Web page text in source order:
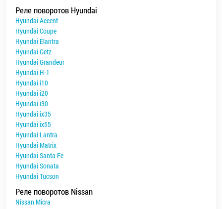
Реле поворотов Hyundai
Hyundai Accent
Hyundai Coupe
Hyundai Elantra
Hyundai Getz
Hyundai Grandeur
Hyundai H-1
Hyundai i10
Hyundai i20
Hyundai i30
Hyundai ix35
Hyundai ix55
Hyundai Lantra
Hyundai Matrix
Hyundai Santa Fe
Hyundai Sonata
Hyundai Tucson
Реле поворотов Nissan
Nissan Micra